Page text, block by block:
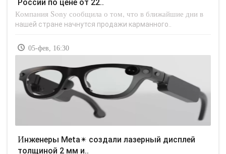
России по цене от 22..
Компания Sony сообщила о том, что в ближайшие дни в
нашей стране начнутся продажи карманного..
05-фев, 16:30
Инженеры Meta✴ создали лазерный дисплей
толщиной 2 мм и..